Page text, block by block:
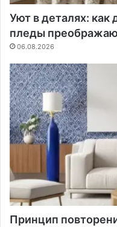
Уют в деталях: как
пледы
06.08.2026
Принцип